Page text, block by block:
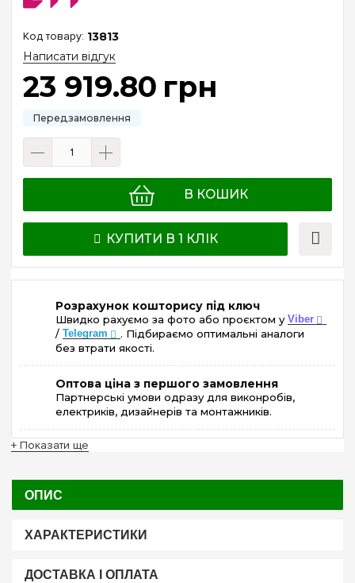
13813
Написати відгук
23 919.80 грн
В КОШИК
КУПИТИ В 1 КЛІК
Розрахунок кошторису під ключ
Швидко рахуємо за фото або проєктом у Viber
/ Telegram
. Підбираємо оптимальні аналоги
без втрати якості.
Оптова ціна з першого замовлення
Партнерські умови одразу для виконробів,
електриків, дизайнерів та монтажників.
+ Показати ще
ОПИС
ХАРАКТЕРИСТИКИ
ДОСТАВКА І ОПЛАТА